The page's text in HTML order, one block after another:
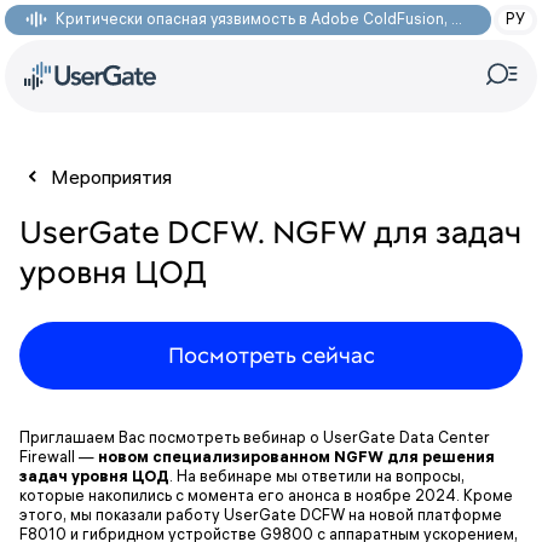
Критически опасная уязвимость в Adobe ColdFusion, позволяющая получить доступ к произвольным файлам: CVE-2026-48282 РУ
Мероприятия
UserGate DCFW. NGFW для задач
уровня ЦОД
Посмотреть сейчас
Приглашаем Вас посмотреть вебинар о UserGate Data Center
Firewall — новом специализированном NGFW для решения
задач уровня ЦОД. На вебинаре мы ответили на вопросы,
которые накопились с момента его анонса в ноябре 2024. Кроме
этого, мы показали работу UserGate DCFW на новой платформе
F8010 и гибридном устройстве G9800 с аппаратным ускорением,